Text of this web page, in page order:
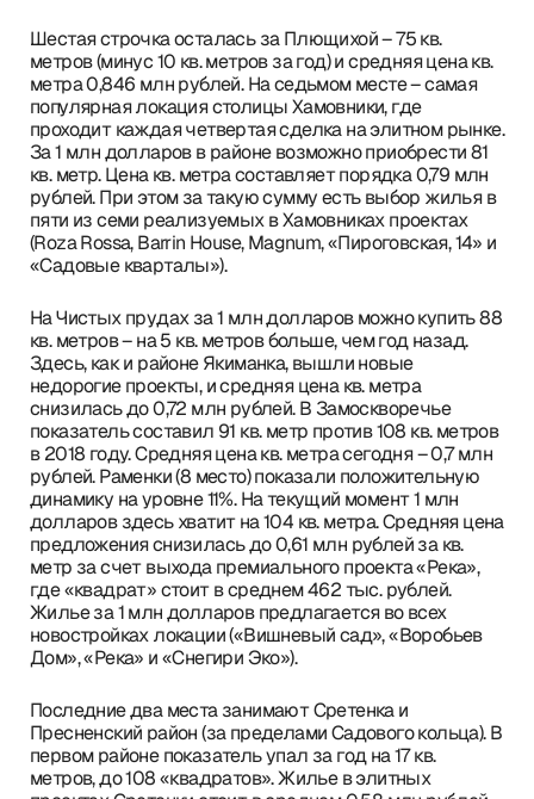
Шестая строчка осталась за Плющихой – 75 кв.
метров (минус 10 кв. метров за год) и средняя цена кв.
метра 0,846 млн рублей. На седьмом месте – самая
популярная локация столицы Хамовники, где
проходит каждая четвертая сделка на элитном рынке.
За 1 млн долларов в районе возможно приобрести 81
кв. метр. Цена кв. метра составляет порядка 0,79 млн
рублей. При этом за такую сумму есть выбор жилья в
пяти из семи реализуемых в Хамовниках проектах
(Roza Rossa, Barrin House, Magnum, «Пироговская, 14» и
«Садовые кварталы»).
На Чистых прудах за 1 млн долларов можно купить 88
кв. метров – на 5 кв. метров больше, чем год назад.
Здесь, как и районе Якиманка, вышли новые
недорогие проекты, и средняя цена кв. метра
снизилась до 0,72 млн рублей. В Замоскворечье
показатель составил 91 кв. метр против 108 кв. метров
в 2018 году. Средняя цена кв. метра сегодня – 0,7 млн
рублей. Раменки (8 место) показали положительную
динамику на уровне 11%. На текущий момент 1 млн
долларов здесь хватит на 104 кв. метра. Средняя цена
предложения снизилась до 0,61 млн рублей за кв.
метр за счет выхода премиального проекта «Река»,
где «квадрат» стоит в среднем 462 тыс. рублей.
Жилье за 1 млн долларов предлагается во всех
новостройках локации («Вишневый сад», «Воробьев
Дом», «Река» и «Снегири Эко»).
Последние два места занимают Сретенка и
Пресненский район (за пределами Садового кольца). В
первом районе показатель упал за год на 17 кв.
метров, до 108 «квадратов». Жилье в элитных